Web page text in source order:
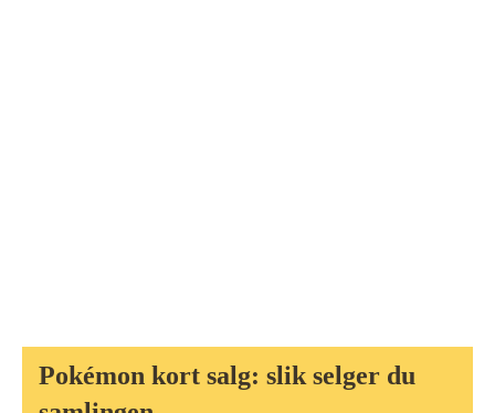
Pokémon kort salg: slik selger du